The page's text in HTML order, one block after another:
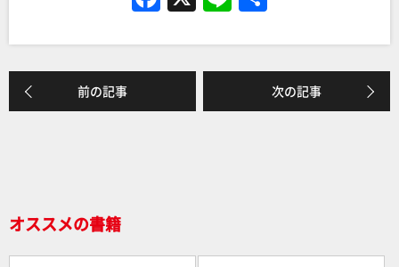
a
c
e
b
n
e
前の記事 次の記事
オススメの書籍